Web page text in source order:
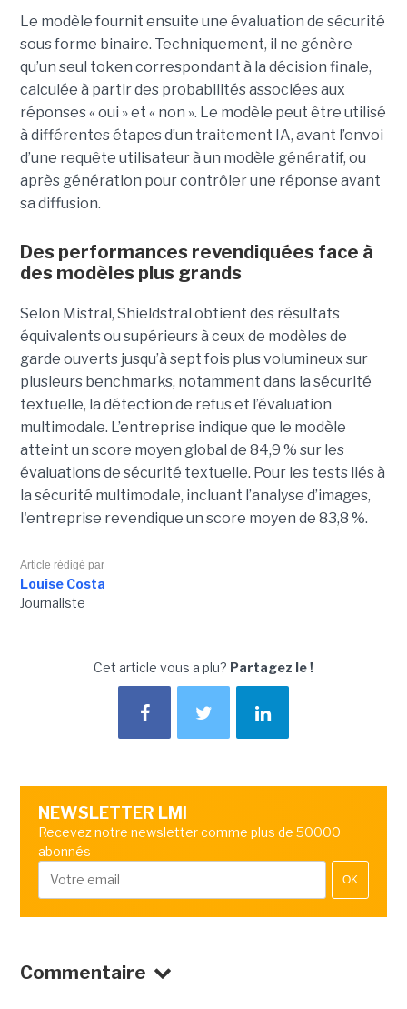
Le modèle fournit ensuite une évaluation de sécurité
sous forme binaire. Techniquement, il ne génère
qu’un seul token correspondant à la décision finale,
calculée à partir des probabilités associées aux
réponses « oui » et « non ». Le modèle peut être utilisé
à différentes étapes d’un traitement IA, avant l’envoi
d’une requête utilisateur à un modèle génératif, ou
après génération pour contrôler une réponse avant
sa diffusion.
Des performances revendiquées face à
des modèles plus grands
Selon Mistral, Shieldstral obtient des résultats
équivalents ou supérieurs à ceux de modèles de
garde ouverts jusqu’à sept fois plus volumineux sur
plusieurs benchmarks, notamment dans la sécurité
textuelle, la détection de refus et l’évaluation
multimodale. L’entreprise indique que le modèle
atteint un score moyen global de 84,9 % sur les
évaluations de sécurité textuelle. Pour les tests liés à
la sécurité multimodale, incluant l’analyse d’images,
l'entreprise revendique un score moyen de 83,8 %.
Article rédigé par
Louise Costa
Journaliste
Cet article vous a plu? Partagez le !
NEWSLETTER LMI
Recevez notre newsletter comme plus de 50000
abonnés
OK
Commentaire